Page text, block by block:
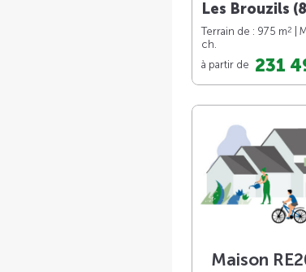
Les Brouzils
Terrain de : 975 m2 |
ch.
à partir de 231
Maison